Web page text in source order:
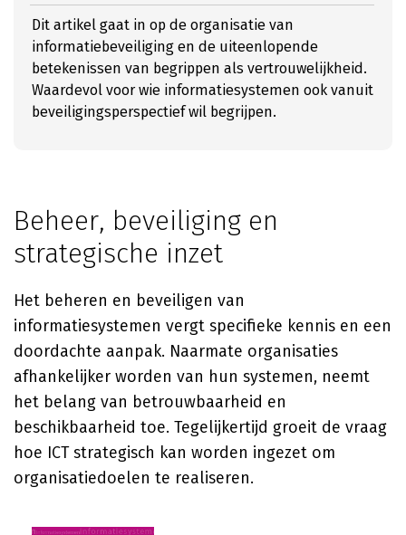
Dit artikel gaat in op de organisatie van
informatiebeveiliging en de uiteenlopende
betekenissen van begrippen als vertrouwelijkheid.
Waardevol voor wie informatiesystemen ook vanuit
beveiligingsperspectief wil begrijpen.
Beheer, beveiliging en
strategische inzet
Het beheren en beveiligen van
informatiesystemen vergt specifieke kennis en een
doordachte aanpak. Naarmate organisaties
afhankelijker worden van hun systemen, neemt
het belang van betrouwbaarheid en
beschikbaarheid toe. Tegelijkertijd groeit de vraag
hoe ICT strategisch kan worden ingezet om
organisatiedoelen te realiseren.